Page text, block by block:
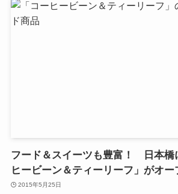
フード＆スイーツも豊富！ 日本橋
ヒービーン＆ティーリーフ」がオー
2015年5月25日